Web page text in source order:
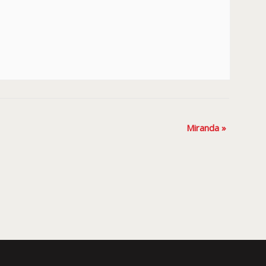
Miranda »